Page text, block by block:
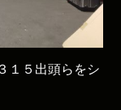
１５出頭らをシ